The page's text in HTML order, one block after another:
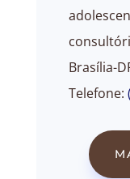
Brasília-
Telefone: